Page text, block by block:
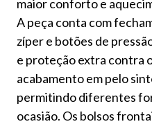
maior conforto e
A peça conta com
zíper e botões de
e proteção extra contra
acabamento em pelo
permitindo diferentes
ocasião. Os bolsos